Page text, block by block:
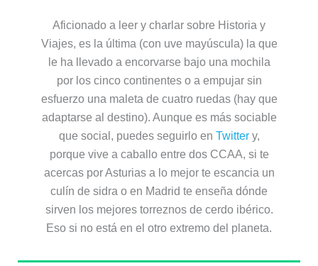
Aficionado a leer y charlar sobre Historia y
Viajes, es la última (con uve mayúscula) la que
le ha llevado a encorvarse bajo una mochila
por los cinco continentes o a empujar sin
esfuerzo una maleta de cuatro ruedas (hay que
adaptarse al destino). Aunque es más sociable
que social, puedes seguirlo en Twittery,
porque vive a caballo entre dos CCAA, si te
acercas por Asturias a lo mejor te escancia un
culín de sidra o en Madrid te enseña dónde
sirven los mejores torreznos de cerdo ibérico.
Eso si no está en el otro extremo del planeta.